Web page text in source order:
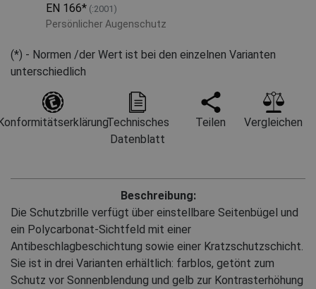
EN 166* (:2001)
Persönlicher Augenschutz
(*) - Normen /der Wert ist bei den einzelnen Varianten
unterschiedlich
Technisches
Datenblatt
Teilen Vergleichen
Beschreibung:
Die Schutzbrille verfügt über einstellbare Seitenbügel und
ein Polycarbonat-Sichtfeld mit einer
Antibeschlagbeschichtung sowie einer Kratzschutzschicht.
Sie ist in drei Varianten erhältlich: farblos, getönt zum
Schutz vor Sonnenblendung und gelb zur Kontrasterhöhung